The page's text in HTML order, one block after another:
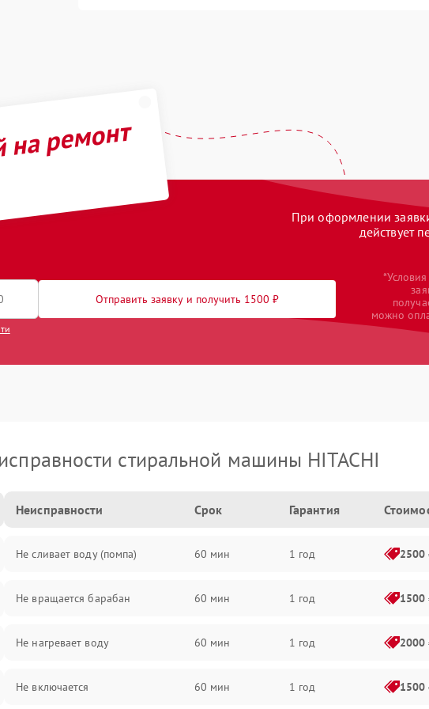
ремонт
При оформлении
действует
Отправить заявку и получить 1500 ₽
можно
стиральной машины HITACHI
Неисправности Срок Гарантия
Не сливает воду (помпа) 60 мин 1 год 2500
Не вращается барабан 60 мин 1 год 1500
Не нагревает воду 60 мин 1 год 2000
Не включается 60 мин 1 год 1500